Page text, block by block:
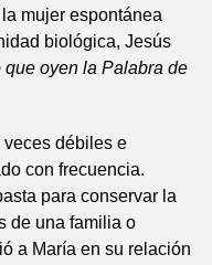
mujer espontánea
biológica, Jesús
oyen la Palabra de
veces débiles e
con frecuencia.
para conservar la
de una familia o
a María en su relación